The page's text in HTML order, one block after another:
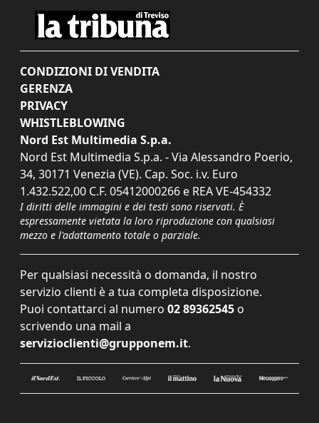
CONDIZIONI DI VENDITA
GERENZA
PRIVACY
WHISTLEBLOWING
Nord Est Multimedia S.p.a.
Nord Est Multimedia S.p.a. - Via Alessandro Poerio,
34, 30171 Venezia (VE). Cap. Soc. i.v. Euro
1.432.522,00 C.F. 05412000266 e REA VE-454332
I diritti delle immagini e dei testi sono riservati. È
espressamente vietata la loro riproduzione con qualsiasi
mezzo e l'adattamento totale o parziale.
Per qualsiasi necessità o domanda, il nostro
servizio clienti è a tua completa disposizione.
Puoi contattarci al numero 02 89362545 o
scrivendo una mail a
servizioclienti@grupponem.it.